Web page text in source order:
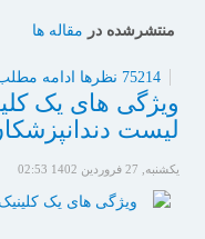
منتشرشده در مقاله ها
75214 نظرها ادامه
ویژگی های یک
لیست
یکشنبه, 27 فروردين 1402 02:53